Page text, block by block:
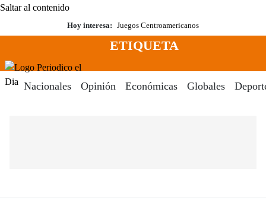
Saltar al contenido
Hoy interesa: Juegos Centroamericanos
Menú
ETIQUETA
Nacionales Opinión Económicas Globales